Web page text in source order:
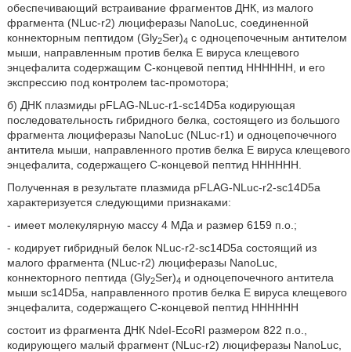
обеспечивающий встраивание фрагментов ДНК, из малого
фрагмента (NLuc-r2) люциферазы NanoLuc, соединенной
коннекторным пептидом (Gly2Ser)4 с одноцепочечным антителом
мыши, направленным против белка Ε вируса клещевого
энцефалита содержащим С-концевой пептид НННННН, и его
экспрессию под контролем tac-промотора;
б) ДНК плазмиды pFLAG-NLuc-r1-sc14D5a кодирующая
последовательность гибридного белка, состоящего из большого
фрагмента люциферазы NanoLuc (NLuc-r1) и одноцепочечного
антитела мыши, направленного против белка Ε вируса клещевого
энцефалита, содержащего С-концевой пептид НННННН.
Полученная в результате плазмида pFLAG-NLuc-r2-sc14D5a
характеризуется следующими признаками:
- имеет молекулярную массу 4 МДа и размер 6159 п.о.;
- кодирует гибридный белок NLuc-r2-sc14D5a состоящий из
малого фрагмента (NLuc-r2) люциферазы NanoLuc,
коннекторного пептида (Gly2Ser)4 и одноцепочечного антитела
мыши sc14D5a, направленного против белка Ε вируса клещевого
энцефалита, содержащего С-концевой пептид НННННН
состоит из фрагмента ДНК NdeI-EcoRI размером 822 п.о.,
кодирующего малый фрагмент (NLuc-r2) люциферазы NanoLuc,